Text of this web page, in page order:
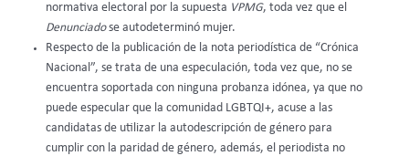
normativa electoral por la supuesta VPMG, toda vez que el
Denunciadose autodeterminó mujer.
Respecto de la publicación de la nota periodística de “Crónica
Nacional”, se trata de una especulación, toda vez que, no se
encuentra soportada con ninguna probanza idónea, ya que no
puede especular que la comunidad LGBTQI+, acuse a las
candidatas de utilizar la autodescripción de género para
cumplir con la paridad de género, además, el periodista no